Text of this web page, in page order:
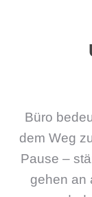
Büro
dem Weg
Pause –
gehen an